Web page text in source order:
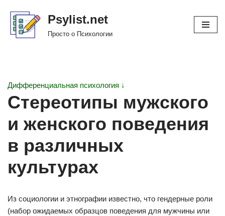
Перейти
Psylist.net
Просто о Психологии
Дифференциальная психология ↓
Стереотипы мужского
и женского поведения
в различных
культурах
Из социологии и этнографии известно, что гендерные роли
(набор ожидаемых образцов поведения для мужчины или